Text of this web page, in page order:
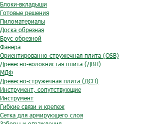
Блоки-вкладыши
Готовые решения
Пиломатериалы
Доска обрезная
Брус обрезной
Фанера
Ориентированно-стружечная плита (OSB)
Древесно-волокнистая плита (ДВП)
МДФ
Древесно-стружечная плита (ДСП)
Инструмент, сопутствующие
Инструмент
Гибкие связи и крепеж
Сетка для армирующего слоя